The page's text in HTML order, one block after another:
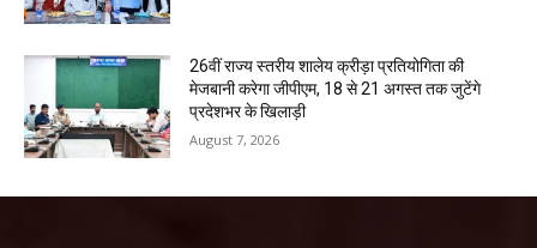
26वीं राज्य स्तरीय शालेय क्रीड़ा प्रतियोगिता की
मेजबानी करेगा जीपीएम, 18 से 21 अगस्त तक जुटेंगे
प्रदेशभर के खिलाड़ी
August 7, 2026